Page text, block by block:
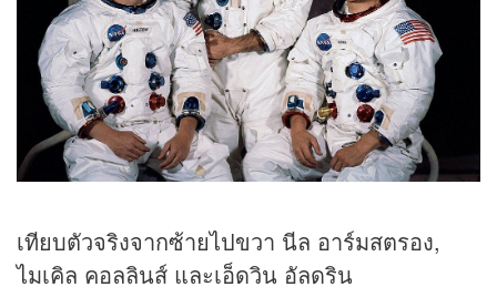
เทียบตัวจริงจากซ้ายไปขวา นีล อาร์มสตรอง,
ไมเคิล คอลลินส์ และเอ็ดวิน อัลดริน